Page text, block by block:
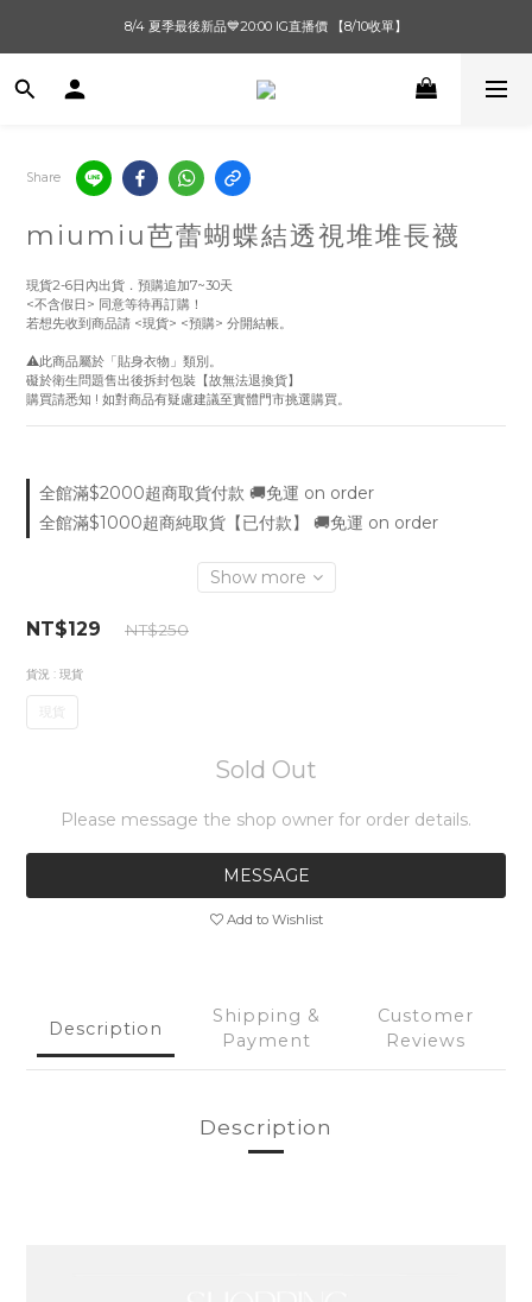
單筆滿$1000【先付款】 / 滿$2000【超取付款】 🚚免運費
8/4 夏季最後新品💙20:00 IG直播價 【8/10收單】
單筆滿$1000【先付款】 / 滿$2000【超取付款】 🚚免運費
Share
miumiu芭蕾蝴蝶結透視堆堆長襪
現貨2-6日內出貨．預購追加7~30天
<不含假日> 同意等待再訂購！
若想先收到商品請 <現貨> <預購> 分開結帳。
⚠️此商品屬於「貼身衣物」類別。
礙於衛生問題售出後拆封包裝【故無法退換貨】
購買請悉知 ! 如對商品有疑慮建議至實體門市挑選購買。
全館滿$2000超商取貨付款 🚚免運 on order
全館滿$1000超商純取貨【已付款】 🚚免運 on order
Show more
NT$129 NT$250
貨況 : 現貨
Sold Out
Please message the shop owner for order details.
MESSAGE
Add to Wishlist
Description
Shipping &
Payment
Customer
Reviews
Description